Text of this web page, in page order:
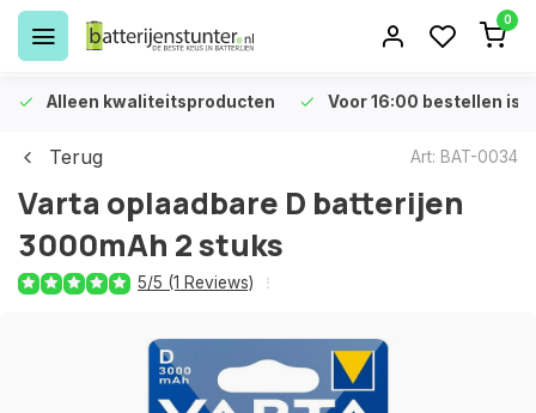
0
Alleen kwaliteitsproducten Voor 16:00 bestellen is
Terug Art: BAT-0034
Varta oplaadbare D batterijen
3000mAh 2 stuks
5/5 (1 Reviews)